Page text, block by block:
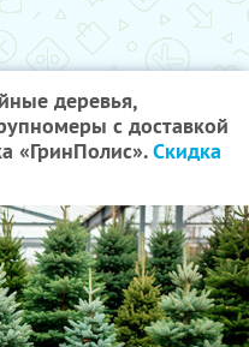
деревья,
с доставкой
«ГринПолис».Скидка